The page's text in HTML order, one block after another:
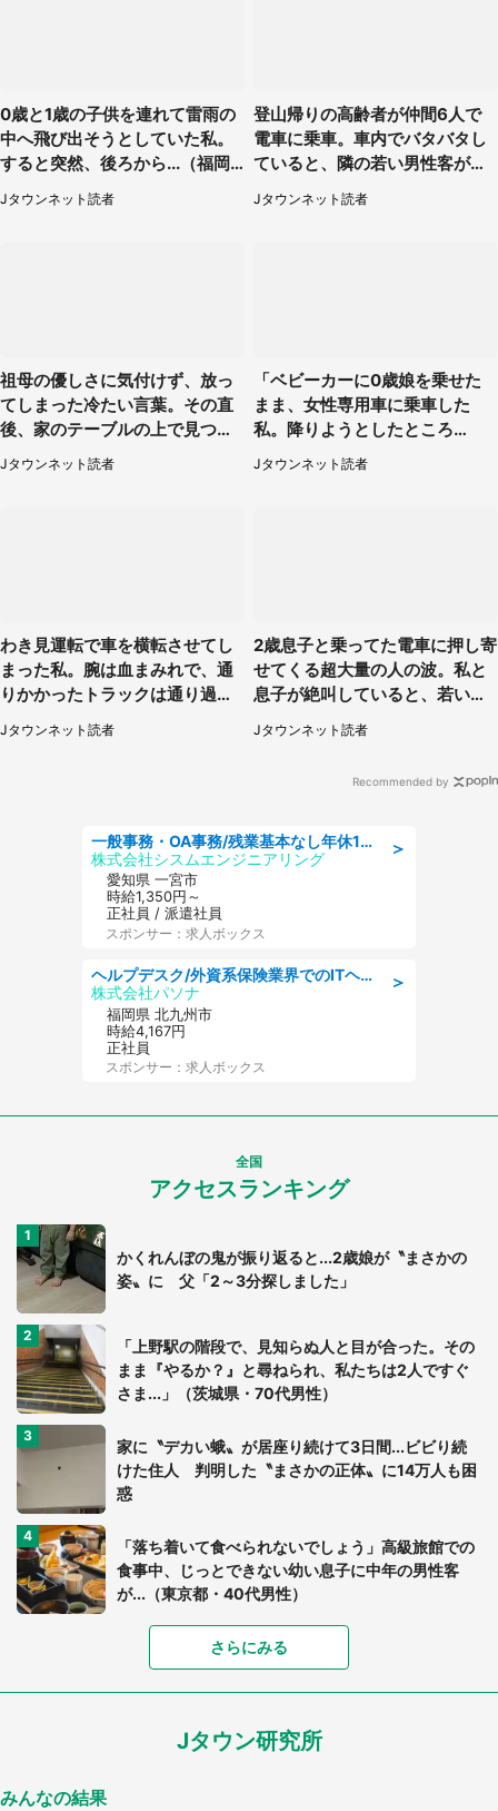
0歳と1歳の子供を連れて雷雨の
中へ飛び出そうとしていた私。
すると突然、後ろから...（福岡
県・30代女性）
Jタウンネット読者
登山帰りの高齢者が仲間6人で
電車に乗車。車内でバタバタし
ていると、隣の若い男性客が
（神奈川県・70代女性）
Jタウンネット読者
祖母の優しさに気付けず、放っ
てしまった冷たい言葉。その直
後、家のテーブルの上で見つけ
たものは（福岡県・30代女性）
Jタウンネット読者
「ベビーカーに0歳娘を乗せた
まま、女性専用車に乗車した
私。降りようとしたところ
で...」（大阪府・30代女性）
Jタウンネット読者
わき見運転で車を横転させてし
まった私。腕は血まみれで、通
りかかったトラックは通り過ぎ
ていき...（福岡県・30代女性）
Jタウンネット読者
2歳息子と乗ってた電車に押し寄
せてくる超大量の人の波。私と
息子が絶叫していると、若いカ
ップルの乗客が...（東京都・60
代女性）
Jタウンネット読者
Recommended by
＞
一般事務・OA事務/残業基本なし年休130日社保完備の一般・調達事務
株式会社シスムエンジニアリング
愛知県 一宮市
時給1,350円～
正社員 / 派遣社員
スポンサー：求人ボックス
＞
ヘルプデスク/外資系保険業界でのITヘルプデスク業務/駅近/即日勤務可/ヘルプデスク
株式会社パソナ
福岡県 北九州市
時給4,167円
正社員
スポンサー：求人ボックス
全国
アクセスランキング
かくれんぼの鬼が振り返ると...2歳娘が〝まさかの
姿〟に 父「2～3分探しました」
「上野駅の階段で、見知らぬ人と目が合った。その
まま『やるか？』と尋ねられ、私たちは2人ですぐ
さま...」（茨城県・70代男性）
家に〝デカい蛾〟が居座り続けて3日間...ビビり続
けた住人 判明した〝まさかの正体〟に14万人も困
惑
「落ち着いて食べられないでしょう」高級旅館での
食事中、じっとできない幼い息子に中年の男性客
が...（東京都・40代男性）
「富豪すぎ」1歳息子の〝店頭駄々こね〟の内容に1.
7万人驚がく 「お菓子売り場ならまだしも...」「ハ
ードル高い」
あまりにも四角すぎる猫、激写される 「これもう
さらにみる
Jタウン研究所
みんなの結果